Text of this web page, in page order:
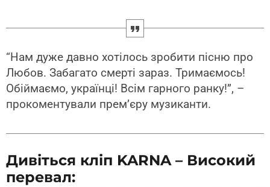
“Нам дуже давно хотілось зробити пісню про
Любов. Забагато смерті зараз. Тримаємось!
Обіймаємо, українці! Всім гарного ранку!”, –
прокоментували прем’єру музиканти.
Дивіться кліп KARNA – Високий
перевал: